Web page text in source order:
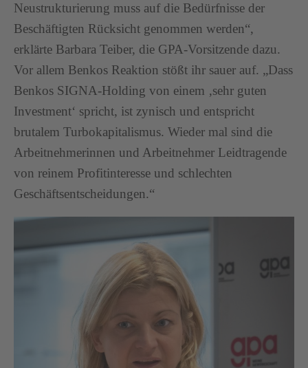
Neustrukturierung muss auf die Bedürfnisse der
Beschäftigten Rücksicht genommen werden“,
erklärte Barbara Teiber, die GPA-Vorsitzende dazu.
Vor allem Benkos Reaktion stößt ihr sauer auf. „Dass
Benkos SIGNA-Holding von einem ‚sehr guten
Investment‘ spricht, ist zynisch und entspricht
brutalem Turbokapitalismus. Wieder mal sind die
Arbeitnehmerinnen und Arbeitnehmer Leidtragende
von reinem Profitinteresse und schlechten
Geschäftsentscheidungen.“